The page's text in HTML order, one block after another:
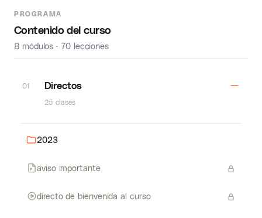
PROGRAMA
Contenido del curso
8 módulos · 70 lecciones
01 Directos
25 clases
2023
aviso importante
directo de bienvenida al curso